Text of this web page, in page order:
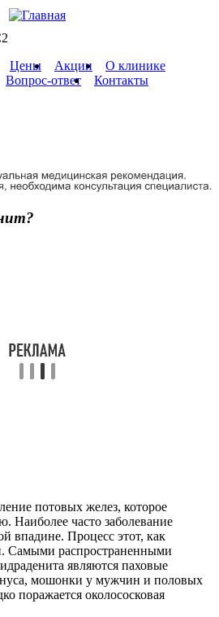
Цены Акции
О клинике
Вопрос-ответ
Контакты
?
потовых желез, которое
Наиболее часто заболевание
впадине. Процесс этот, как
Самыми распространенными
являются паховые
мошонки у мужчин и половых
поражается околососковая